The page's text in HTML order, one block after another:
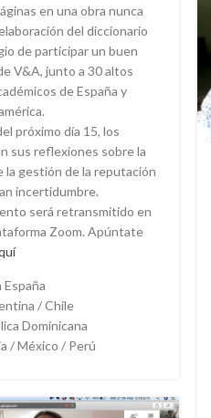
en una obra nunca
del diccionario
de participar un buen
V&A, junto a 30 altos
de España y
próximo día 15, los
sus reflexiones sobre la
gestión de la reputación
incertidumbre.
será retransmitido en
Zoom. Apúntate
España
/ Chile
Dominicana
/ México / Perú